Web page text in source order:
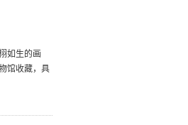
如生的画
馆收藏，具